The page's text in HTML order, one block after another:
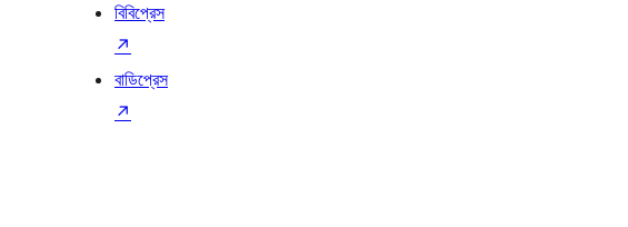
বিবিপ্রেস
↗
বাডিপ্রেস
↗